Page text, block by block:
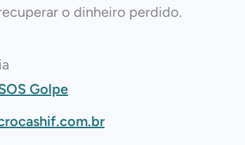
o dinheiro perdido.
Golpe